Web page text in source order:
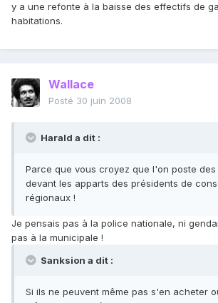
y a une refonte à la baisse des effectifs de
habitations.
Wallace
Posté 30 juin 2008
Harald a dit :
Parce que vous croyez que l'on poste
devant les apparts des présidents de
régionaux !
Je pensais pas à la police nationale, ni
pas à la municipale !
Sanksion a dit :
Si ils ne peuvent même pas s'en acheter